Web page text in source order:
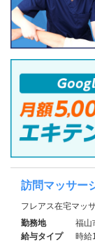
訪問マッサー
フレアス在宅マッ
勤務地
福山
給与タイプ
時給